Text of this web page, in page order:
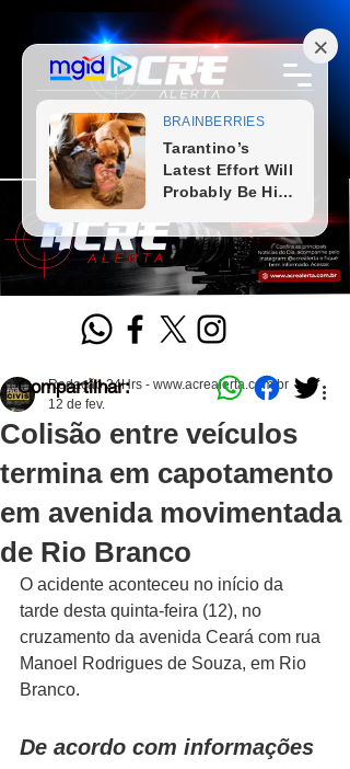
Colisão entre veículos
termina em capotamento
em avenida movimentada
de Rio Branco
Redação 24Hrs - www.acrealerta.com.br
12 de fev.
O acidente aconteceu no início da
tarde desta quinta-feira (12), no
cruzamento da avenida Ceará com rua
Manoel Rodrigues de Souza, em Rio
Branco.
De acordo com informações
Compartilhar: